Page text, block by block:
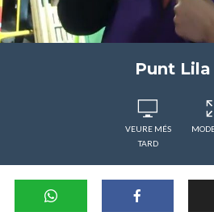
Punt Lila
VEURE MÉS
TARD